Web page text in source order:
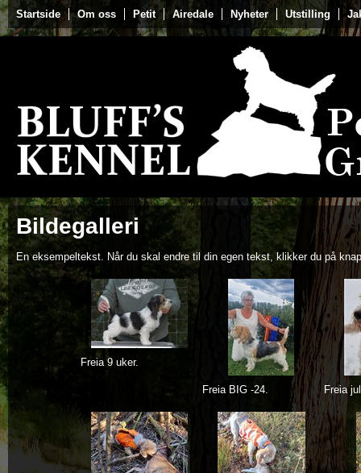
Startside Om oss Petit Airedale Nyheter Utstilling
Bildegalleri
En eksempeltekst. Når du skal endre til din egen tekst, klikker du på
Freia 9 uker.
Freia BIG -24. Freia